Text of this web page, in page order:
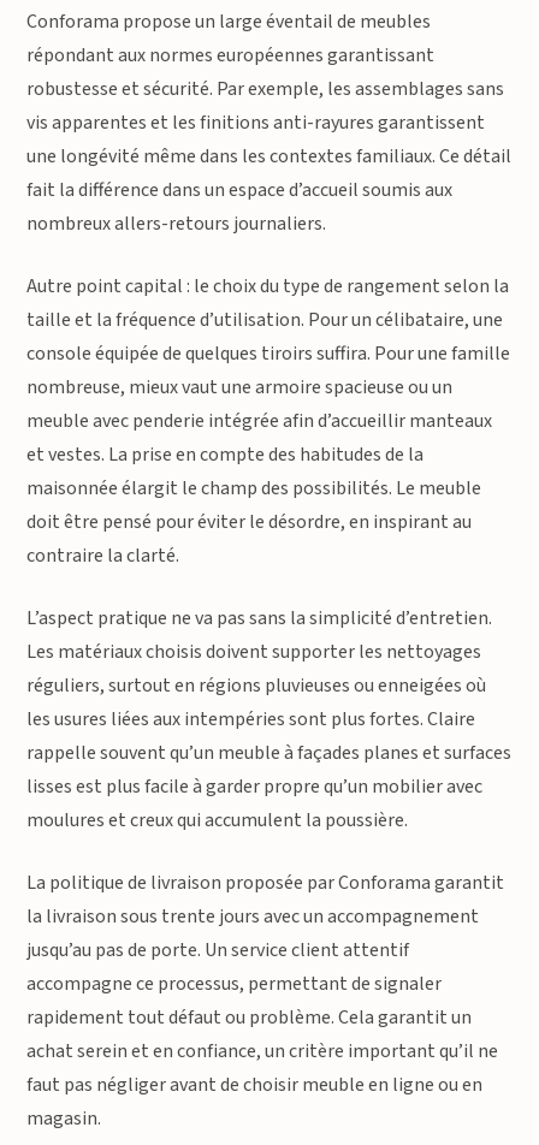
Conforama propose un large éventail de meubles
répondant aux normes européennes garantissant
robustesse et sécurité. Par exemple, les assemblages sans
vis apparentes et les finitions anti-rayures garantissent
une longévité même dans les contextes familiaux. Ce détail
fait la différence dans un espace d’accueil soumis aux
nombreux allers-retours journaliers.
Autre point capital : le choix du type de rangement selon la
taille et la fréquence d’utilisation. Pour un célibataire, une
console équipée de quelques tiroirs suffira. Pour une famille
nombreuse, mieux vaut une armoire spacieuse ou un
meuble avec penderie intégrée afin d’accueillir manteaux
et vestes. La prise en compte des habitudes de la
maisonnée élargit le champ des possibilités. Le meuble
doit être pensé pour éviter le désordre, en inspirant au
contraire la clarté.
L’aspect pratique ne va pas sans la simplicité d’entretien.
Les matériaux choisis doivent supporter les nettoyages
réguliers, surtout en régions pluvieuses ou enneigées où
les usures liées aux intempéries sont plus fortes. Claire
rappelle souvent qu’un meuble à façades planes et surfaces
lisses est plus facile à garder propre qu’un mobilier avec
moulures et creux qui accumulent la poussière.
La politique de livraison proposée par Conforama garantit
la livraison sous trente jours avec un accompagnement
jusqu’au pas de porte. Un service client attentif
accompagne ce processus, permettant de signaler
rapidement tout défaut ou problème. Cela garantit un
achat serein et en confiance, un critère important qu’il ne
faut pas négliger avant de choisir meuble en ligne ou en
magasin.